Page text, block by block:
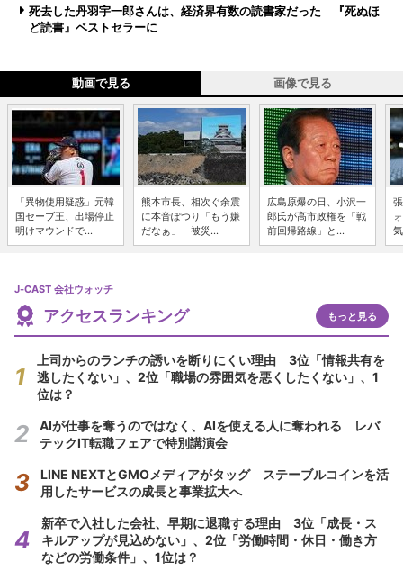
死去した丹羽宇一郎さんは、経済界有数の読書家だった 『死ぬほ
ど読書』ベストセラーに
動画で見る 画像で見る
「異物使用疑惑」元韓
国セーブ王、出場停止
明けマウンドで...
熊本市長、相次ぐ余震
に本音ぽつり「もう嫌
だなぁ」 被災...
広島原爆の日、小沢一
郎氏が高市政権を「戦
前回帰路線」と...
J-CAST 会社ウォッチ
アクセスランキング もっと見る
上司からのランチの誘いを断りにくい理由 3位「情報共有を
逃したくない」、2位「職場の雰囲気を悪くしたくない」、1
位は？
AIが仕事を奪うのではなく、AIを使える人に奪われる レバ
テックIT転職フェアで特別講演会
LINE NEXTとGMOメディアがタッグ ステーブルコインを活
用したサービスの成長と事業拡大へ
新卒で入社した会社、早期に退職する理由 3位「成長・ス
キルアップが見込めない」、2位「労働時間・休日・働き方
などの労働条件」、1位は？